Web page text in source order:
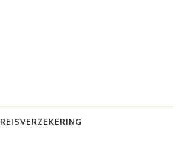
REISVERZEKERING